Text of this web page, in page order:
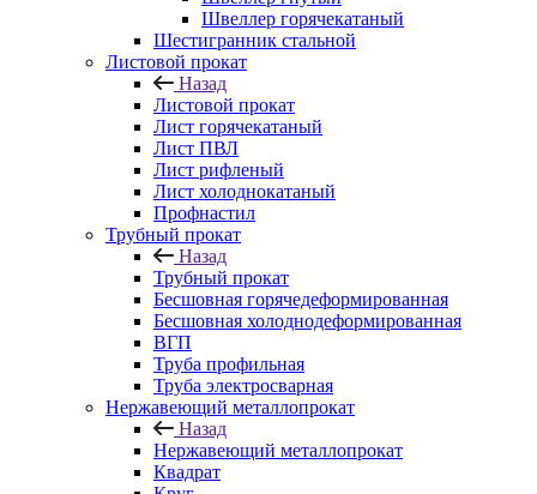
Швеллер горячекатаный
Шестигранник стальной
Листовой прокат
Назад
Листовой прокат
Лист горячекатаный
Лист ПВЛ
Лист рифленый
Лист холоднокатаный
Профнастил
Трубный прокат
Назад
Трубный прокат
Бесшовная горячедеформированная
Бесшовная холоднодеформированная
ВГП
Труба профильная
Труба электросварная
Нержавеющий металлопрокат
Назад
Нержавеющий металлопрокат
Квадрат